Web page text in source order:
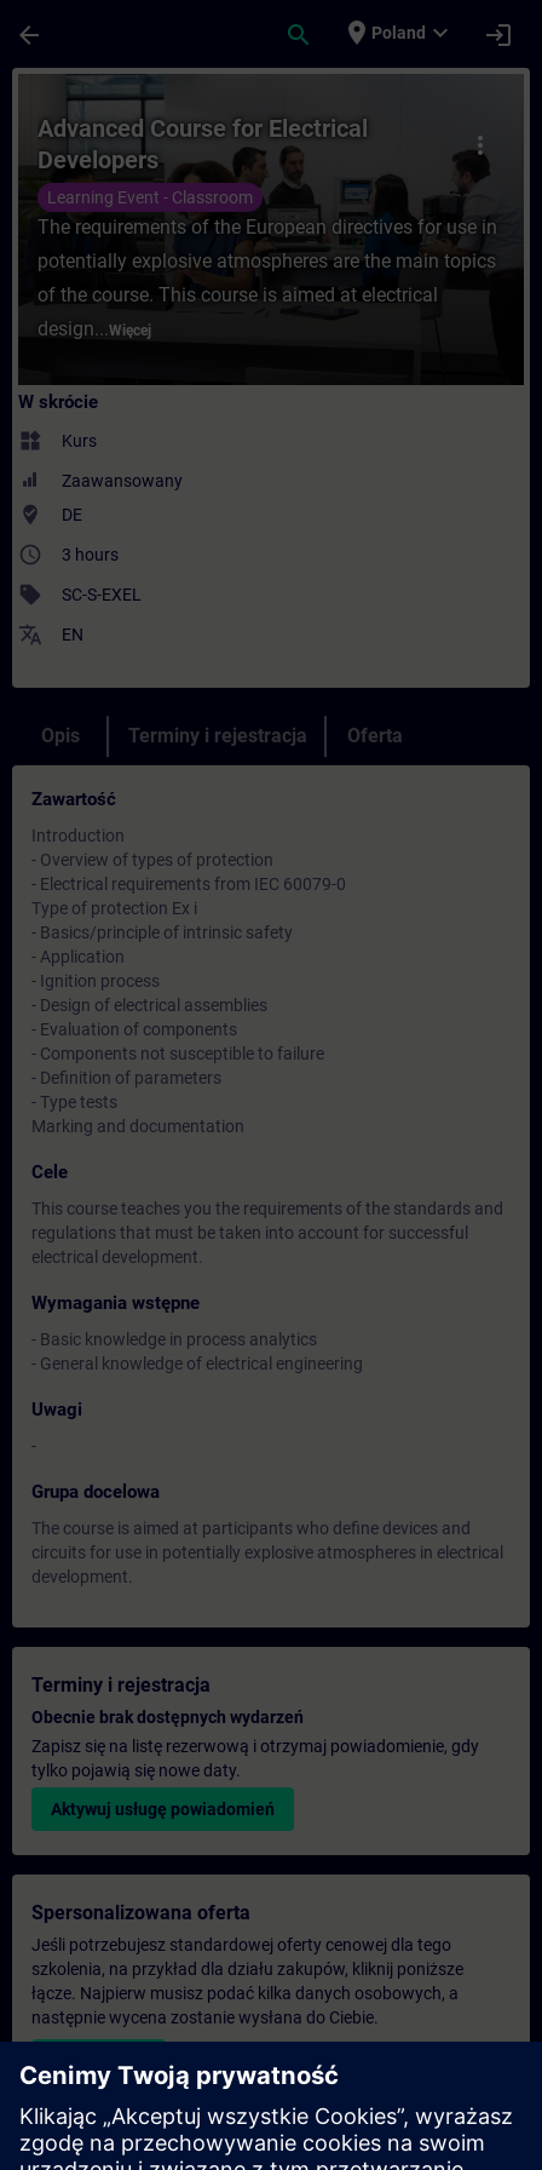
arrow_back search place Poland expand_more login
Kurs - Advanced Course for Electrical
more_vert
Advanced Course for Electrical
Developers
Learning Event - Classroom
The requirements of the European directives for use in
potentially explosive atmospheres are the main topics
of the course. This course is aimed at electrical
design...Więcej
W skrócie
widgets Kurs
Zaawansowany
where_to_vote DE
access_time 3 hours
sell SC-S-EXEL
translate EN
Opis Terminy i rejestracja Oferta
Zawartość
Introduction
- Overview of types of protection
- Electrical requirements from IEC 60079-0
Type of protection Ex i
- Basics/principle of intrinsic safety
- Application
- Ignition process
- Design of electrical assemblies
- Evaluation of components
- Components not susceptible to failure
- Definition of parameters
- Type tests
Marking and documentation
Cele
This course teaches you the requirements of the standards and
regulations that must be taken into account for successful
electrical development.
Wymagania wstępne
- Basic knowledge in process analytics
- General knowledge of electrical engineering
Uwagi
-
Grupa docelowa
The course is aimed at participants who define devices and
circuits for use in potentially explosive atmospheres in electrical
development.
Terminy i rejestracja
Obecnie brak dostępnych wydarzeń
Zapisz się na listę rezerwową i otrzymaj powiadomienie, gdy
tylko pojawią się nowe daty.
Aktywuj usługę powiadomień
Spersonalizowana oferta
Jeśli potrzebujesz standardowej oferty cenowej dla tego
szkolenia, na przykład dla działu zakupów, kliknij poniższe
łącze. Najpierw musisz podać kilka danych osobowych, a
następnie wycena zostanie wysłana do Ciebie.
Podaj ofertę
Ekskluzywne zapytanie dotyczące szkoleń